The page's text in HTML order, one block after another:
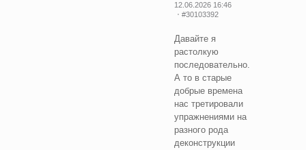
12.06.2026 16:46
#30103392
Давайте я
растолкую
последовательно.
А то в старые
добрые времена
нас третировали
упражнениями на
разного рода
деконструкции